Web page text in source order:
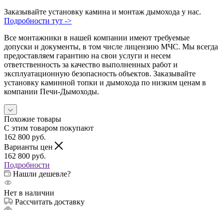
Заказывайте установку камина и монтаж дымохода у нас.
Подробности тут ->
Все монтажники в нашей компании имеют требуемые
допуски и документы, в том числе лицензию МЧС. Мы всегда
предоставляем гарантию на свои услуги и несем
ответственность за качество выполненных работ и
эксплуатационную безопасность объектов. Заказывайте
установку каминной топки и дымохода по низким ценам в
компании Печи-Дымоходы.
Похожие товары
С этим товаром покупают
162 800 руб.
Варианты цен
162 800 руб.
Подробности
Нашли дешевле?
Нет в наличии
Рассчитать доставку